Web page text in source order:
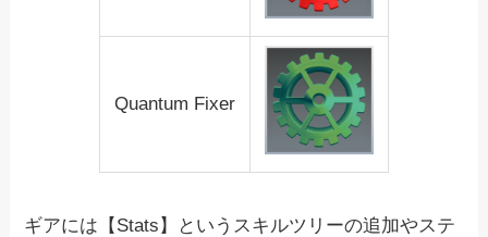
Quantum Fixer
ギアには【Stats】というスキルツリーの追加やステ